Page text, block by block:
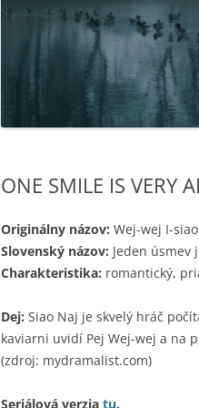
ONE SMILE IS VERY
Originálny názov: Wej-wej I-
Slovenský názov: Jeden úsmev
Charakteristika: romantický,
Dej: Siao Naj je skvelý hráč
kaviarni uvidí Pej Wej-wej a na
(zdroj: mydramalist.com)
Seriálová verzia tu.